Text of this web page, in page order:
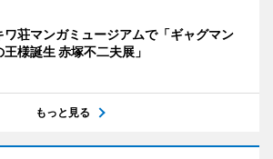
ワ荘マンガミュージアムで「ギャグマン
王様誕生 赤塚不二夫展」
もっと見る